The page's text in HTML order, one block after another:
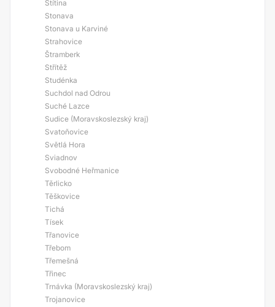
Štítina
Stonava
Stonava u Karviné
Strahovice
Štramberk
Střítěž
Studénka
Suchdol nad Odrou
Suché Lazce
Sudice (Moravskoslezský kraj)
Svatoňovice
Světlá Hora
Sviadnov
Svobodné Heřmanice
Těrlicko
Těškovice
Tichá
Tísek
Třanovice
Třebom
Třemešná
Třinec
Trnávka (Moravskoslezský kraj)
Trojanovice